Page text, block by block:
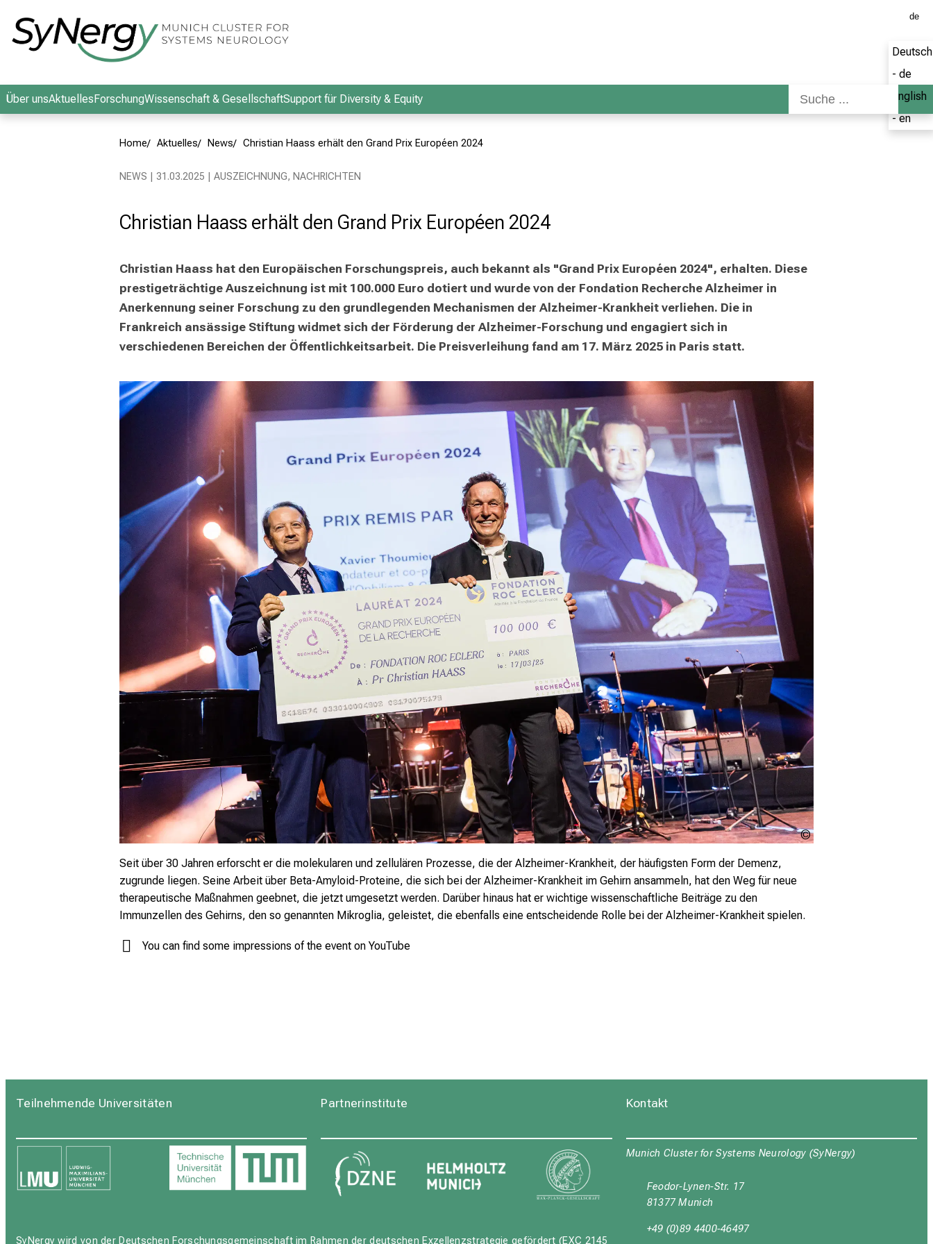
de
Deutsch
- de
English
- en
Über unsAktuellesForschungWissenschaft & GesellschaftSupport für Diversity & Equity
Home Aktuelles News Christian Haass erhält den Grand Prix Européen 2024
NEWS | 31.03.2025 | AUSZEICHNUNG, NACHRICHTEN
Christian Haass erhält den Grand Prix Européen 2024
Christian Haass hat den Europäischen Forschungspreis, auch bekannt als "Grand Prix Européen 2024", erhalten. Diese
prestigeträchtige Auszeichnung ist mit 100.000 Euro dotiert und wurde von der Fondation Recherche Alzheimer in
Anerkennung seiner Forschung zu den grundlegenden Mechanismen der Alzheimer-Krankheit verliehen. Die in
Frankreich ansässige Stiftung widmet sich der Förderung der Alzheimer-Forschung und engagiert sich in
verschiedenen Bereichen der Öffentlichkeitsarbeit. Die Preisverleihung fand am 17. März 2025 in Paris statt.
Seit über 30 Jahren erforscht er die molekularen und zellulären Prozesse, die der Alzheimer-Krankheit, der häufigsten Form der Demenz,
zugrunde liegen. Seine Arbeit über Beta-Amyloid-Proteine, die sich bei der Alzheimer-Krankheit im Gehirn ansammeln, hat den Weg für neue
therapeutische Maßnahmen geebnet, die jetzt umgesetzt werden. Darüber hinaus hat er wichtige wissenschaftliche Beiträge zu den
Immunzellen des Gehirns, den so genannten Mikroglia, geleistet, die ebenfalls eine entscheidende Rolle bei der Alzheimer-Krankheit spielen.
You can find some impressions of the event on YouTube
Teilnehmende Universitäten Partnerinstitute
SyNergy wird von der Deutschen Forschungsgemeinschaft im Rahmen der deutschen Exzellenzstrategie gefördert (EXC 2145
Kontakt
Munich Cluster for Systems Neurology (SyNergy)
Feodor-Lynen-Str. 17
81377 Munich
+49 (0)89 4400-46497